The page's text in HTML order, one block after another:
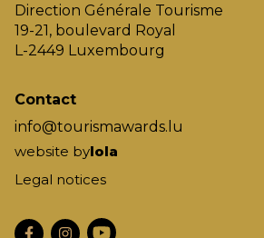
Direction Générale Tourisme
19-21, boulevard Royal
L-2449 Luxembourg
Contact
info@tourismawards.lu
website bylola
Legal notices